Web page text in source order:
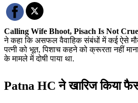
Calling Wife Bhoot, Pisach Is Not
ने कहा कि असफल वैवाहिक संबंधों में कई ऐसे
पत्नी को भूत, पिशाच कहने को क्रूरता नहीं
के मामले में दोषी पाया था.
Patna HC ने खारिज किया